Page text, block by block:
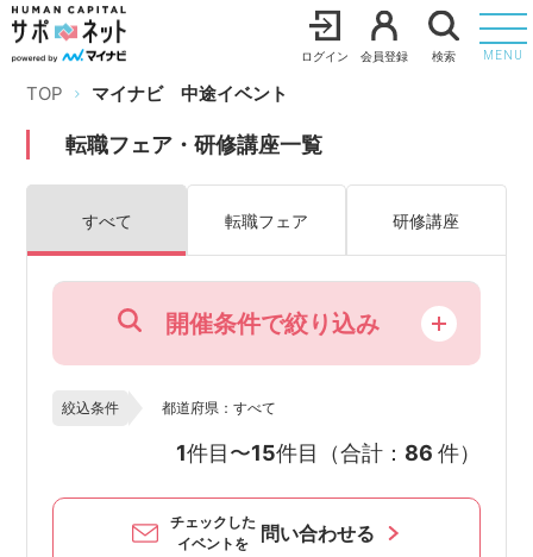
ログイン 会員登録 検索 MENU
TOP マイナビ 中途イベント
転職フェア・研修講座一覧
すべて 転職フェア 研修講座
開催条件で絞り込み
絞込条件 都道府県：すべて
1件目〜15件目（合計： 86 件）
チェックした
イベントを
問い合わせる